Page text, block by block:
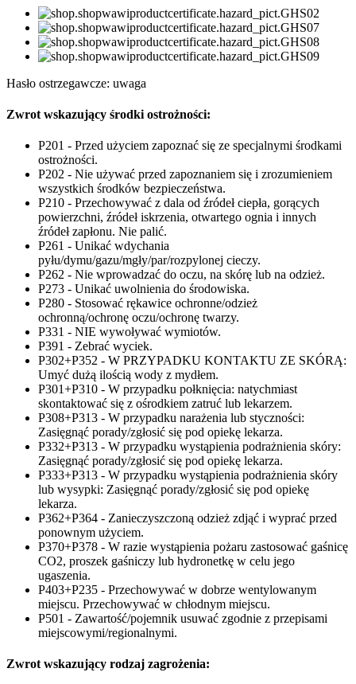
Hasło ostrzegawcze: uwaga
Zwrot wskazujący środki ostrożności:
P201 - Przed użyciem zapoznać się ze specjalnymi środkami
ostrożności.
P202 - Nie używać przed zapoznaniem się i zrozumieniem
wszystkich środków bezpieczeństwa.
P210 - Przechowywać z dala od źródeł ciepła, gorących
powierzchni, źródeł iskrzenia, otwartego ognia i innych
źródeł zapłonu. Nie palić.
P261 - Unikać wdychania
pyłu/dymu/gazu/mgły/par/rozpylonej cieczy.
P262 - Nie wprowadzać do oczu, na skórę lub na odzież.
P273 - Unikać uwolnienia do środowiska.
P280 - Stosować rękawice ochronne/odzież
ochronną/ochronę oczu/ochronę twarzy.
P331 - NIE wywoływać wymiotów.
P391 - Zebrać wyciek.
P302+P352 - W PRZYPADKU KONTAKTU ZE SKÓRĄ:
Umyć dużą ilością wody z mydłem.
P301+P310 - W przypadku połknięcia: natychmiast
skontaktować się z ośrodkiem zatruć lub lekarzem.
P308+P313 - W przypadku narażenia lub styczności:
Zasięgnąć porady/zgłosić się pod opiekę lekarza.
P332+P313 - W przypadku wystąpienia podrażnienia skóry:
Zasięgnąć porady/zgłosić się pod opiekę lekarza.
P333+P313 - W przypadku wystąpienia podrażnienia skóry
lub wysypki: Zasięgnąć porady/zgłosić się pod opiekę
lekarza.
P362+P364 - Zanieczyszczoną odzież zdjąć i wyprać przed
ponownym użyciem.
P370+P378 - W razie wystąpienia pożaru zastosować gaśnicę
CO2, proszek gaśniczy lub hydronetkę w celu jego
ugaszenia.
P403+P235 - Przechowywać w dobrze wentylowanym
miejscu. Przechowywać w chłodnym miejscu.
P501 - Zawartość/pojemnik usuwać zgodnie z przepisami
miejscowymi/regionalnymi.
Zwrot wskazujący rodzaj zagrożenia: